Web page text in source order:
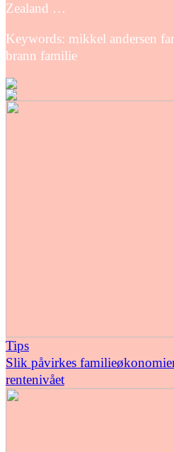
Zealand …
Keywords: mikkel andersen
brann familie
Tips
Slik påvirkes
rentenivået